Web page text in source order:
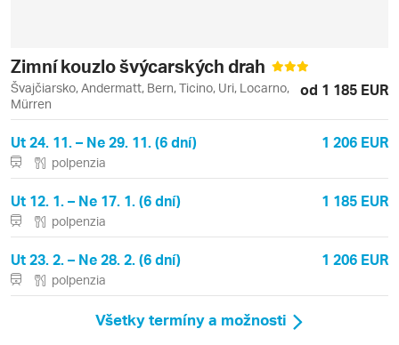
Zimní kouzlo švýcarských drah
Švajčiarsko, Andermatt, Bern, Ticino, Uri, Locarno,
Mürren
od 1 185 EUR
Ut 24. 11. – Ne 29. 11. (6 dní) 1 206 EUR
polpenzia
Ut 12. 1. – Ne 17. 1. (6 dní) 1 185 EUR
polpenzia
Ut 23. 2. – Ne 28. 2. (6 dní) 1 206 EUR
polpenzia
Všetky termíny a možnosti